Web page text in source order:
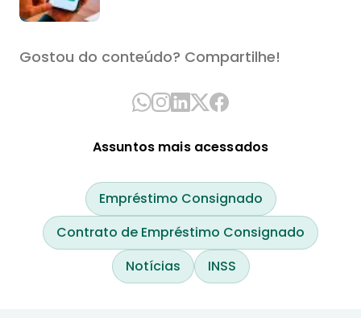
Gostou do conteúdo? Compartilhe!
Assuntos mais acessados
Empréstimo Consignado
Contrato de Empréstimo Consignado
Notícias
INSS